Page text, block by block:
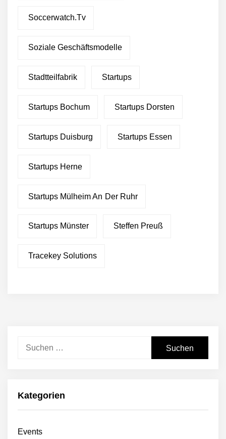
Soccerwatch.tv
Soziale Geschäftsmodelle
Stadtteilfabrik Startups
Startups Bochum Startups Dorsten
Startups Duisburg Startups Essen
Startups Herne
Startups Mülheim An Der Ruhr
Startups Münster Steffen Preuß
Tracekey Solutions
Kategorien
Events